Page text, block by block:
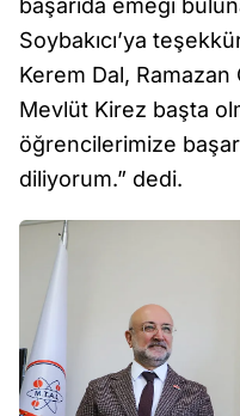
Soybakıcı’ya
Kerem Dal,
Mevlüt Kirez başta
öğrencilerimize
diliyorum.” dedi.